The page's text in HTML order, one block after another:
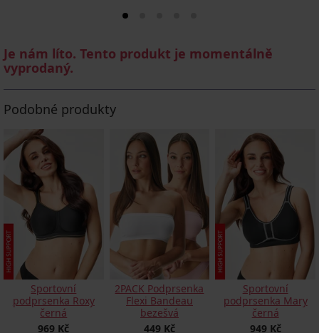
Je nám líto. Tento produkt je momentálně
vyprodaný.
Podobné produkty
Sportovní
podprsenka Roxy
černá
969 Kč
2PACK Podprsenka
Flexi Bandeau
bezešvá
449 Kč
Sportovní
podprsenka Mary
černá
949 Kč